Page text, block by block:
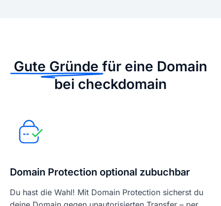
Gute Gründe für eine Domain
bei checkdomain
Domain Protection optional zubuchbar
Du hast die Wahl! Mit Domain Protection sicherst du